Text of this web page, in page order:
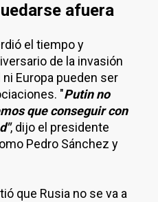
afuera
el tiempo y
de la invasión
Europa pueden ser
"Putin no
que conseguir con
, dijo el presidente
Pedro Sánchez y
que Rusia no se va a